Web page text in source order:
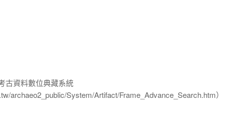
古資料數位典藏系統
archaeo2_public/System/Artifact/Frame_Advance_Search.htm）